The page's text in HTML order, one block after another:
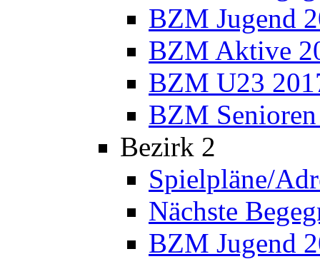
BZM Jugend
BZM Aktive
BZM U23
BZM
Bezirk 2
Spielpläne/
Nächste
BZM Jugend